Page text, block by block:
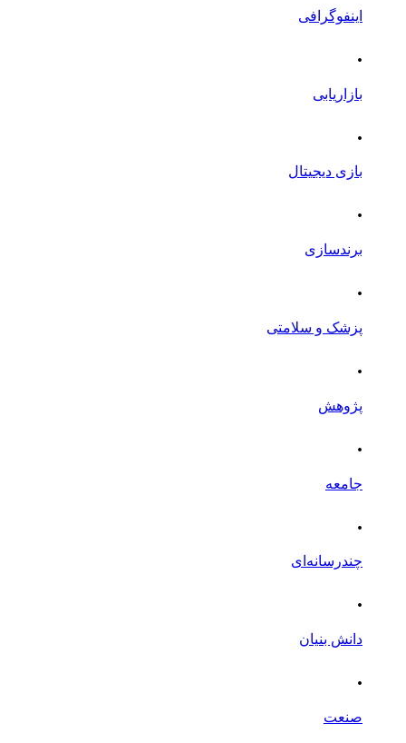
اینفوگرافی
.
بازاریابی
.
بازی دیجیتال
.
برندسازی
.
پزشک و سلامتی
.
پژوهش
.
جامعه
.
چندرسانه‌ای
.
دانش بنیان
.
صنعت